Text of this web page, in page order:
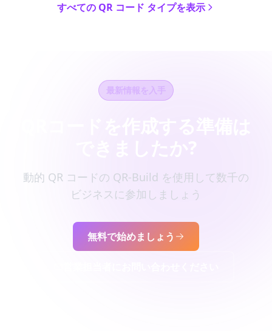
すべての QR コード タイプを表示
最新情報を入手
動的 QR コードの QR-Build を使用して数千の
ビジネスに参加しましょう
無料で始めましょう